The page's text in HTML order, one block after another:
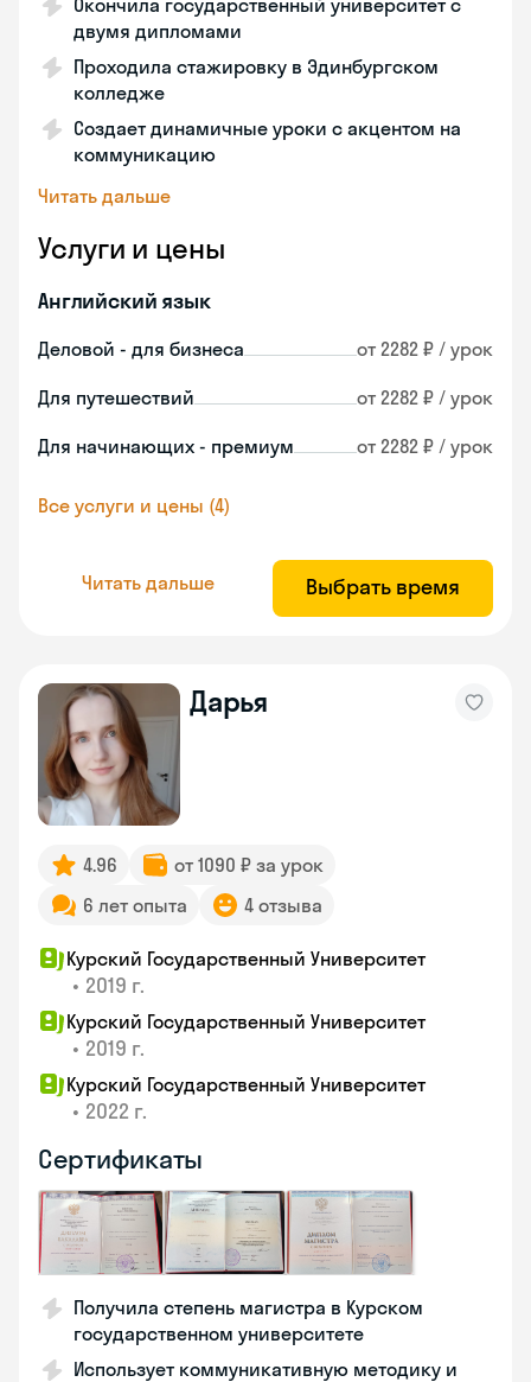
Окончила государственный университет с
двумя дипломами
Проходила стажировку в Эдинбургском
колледже
Создает динамичные уроки с акцентом на
коммуникацию
Читать дальше
Услуги и цены
Английский язык
Деловой - для бизнеса от 2282 ₽ / урок
Для путешествий от 2282 ₽ / урок
Для начинающих - премиум от 2282 ₽ / урок
Все услуги и цены (4)
Читать дальше Выбрать время
Дарья
4.96
от 1090 ₽ за урок
6 лет опыта
4 отзыва
Курский Государственный Университет
• 2019 г.
Курский Государственный Университет
• 2019 г.
Курский Государственный Университет
• 2022 г.
Сертификаты
Получила степень магистра в Курском
государственном университете
Использует коммуникативную методику и